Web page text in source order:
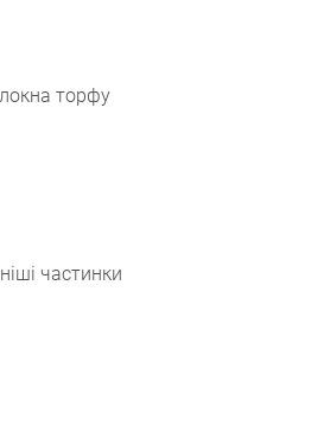
торфу
частинки